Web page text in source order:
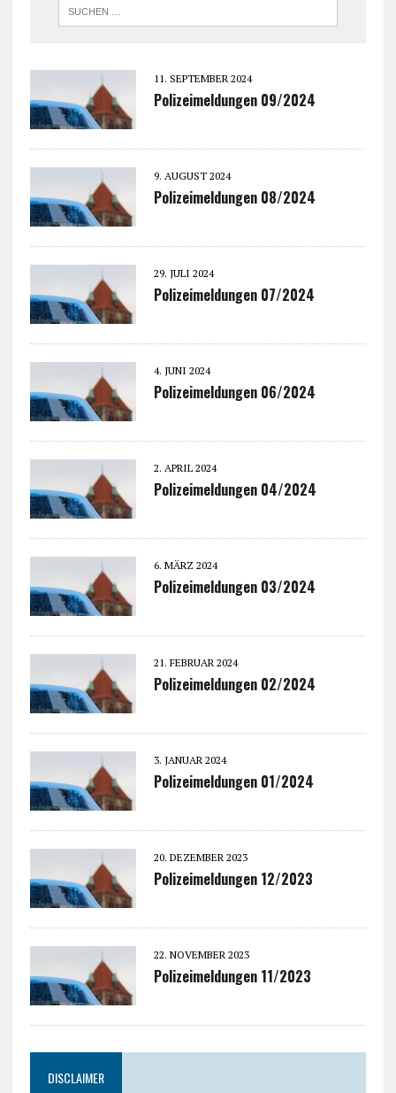
11. SEPTEMBER 2024
Polizeimeldungen 09/2024
9. AUGUST 2024
Polizeimeldungen 08/2024
29. JULI 2024
Polizeimeldungen 07/2024
4. JUNI 2024
Polizeimeldungen 06/2024
2. APRIL 2024
Polizeimeldungen 04/2024
6. MÄRZ 2024
Polizeimeldungen 03/2024
21. FEBRUAR 2024
Polizeimeldungen 02/2024
3. JANUAR 2024
Polizeimeldungen 01/2024
20. DEZEMBER 2023
Polizeimeldungen 12/2023
22. NOVEMBER 2023
Polizeimeldungen 11/2023
DISCLAIMER